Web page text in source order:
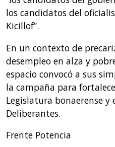
los candidatos del
Kicillof”.
En un contexto de
desempleo en alza y
espacio convocó a sus
la campaña para
Legislatura bonaerense y
Deliberantes.
Frente Potencia